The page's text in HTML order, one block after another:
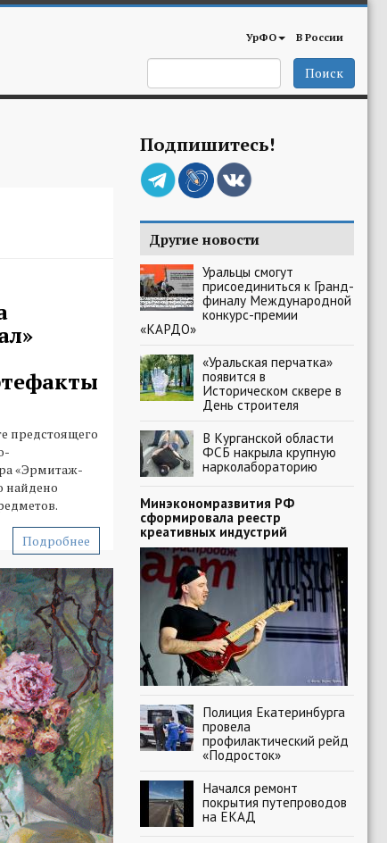
УрФО В России
Поиск
предстоящего
«Эрмитаж-
найдено
Подробнее
Подпишитесь!
Другие новости
Уральцы смогут
присоединиться к Гранд-
финалу Международной
конкурс-премии
«КАРДО»
«Уральская перчатка»
появится в
Историческом сквере в
День строителя
В Курганской области
ФСБ накрыла крупную
нарколабораторию
Минэкономразвития РФ
сформировала реестр
креативных индустрий
Полиция Екатеринбурга
провела
профилактический рейд
«Подросток»
Начался ремонт
покрытия путепроводов
на ЕКАД